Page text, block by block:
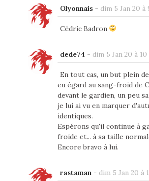
Olyonnais- dim 5 Jan 20 à
Cédric Badron
dede74 - dim 5 Jan 20 à 10
En tout cas, un but plein
eu égard au sang-froid de
devant le gardien, un peu
je lui ai vu en marquer
identiques.
Espérons qu'il continue à
froide et... à sa taille
Encore bravo à lui.
rastaman - dim 5 Jan 20 à